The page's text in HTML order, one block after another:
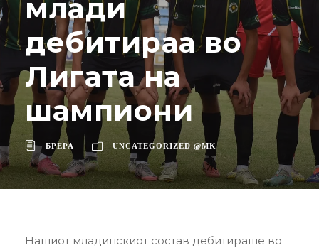
млади
дебитираа во
Лигата на
шампиони
БРЕРА UNCATEGORIZED @MK
Нашиот младинскиот состав дебитираше во